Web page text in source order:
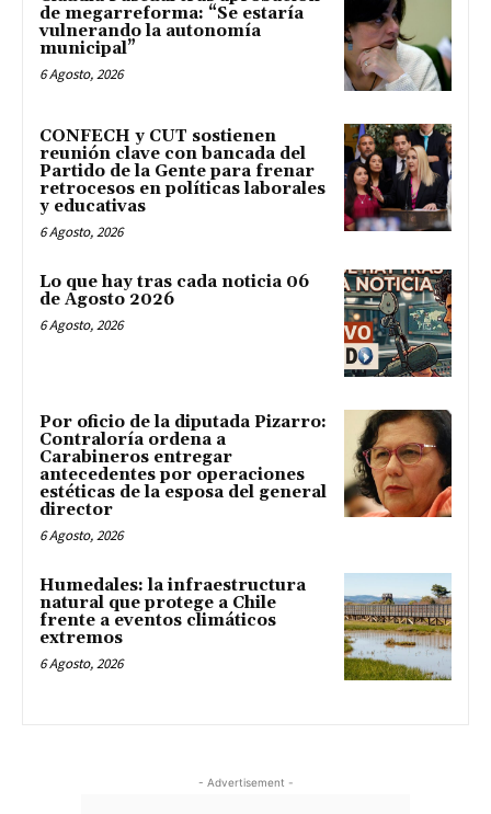
de megarreforma: “Se estaría
vulnerando la autonomía
municipal”
6 Agosto, 2026
CONFECH y CUT sostienen
reunión clave con bancada del
Partido de la Gente para frenar
retrocesos en políticas laborales
y educativas
6 Agosto, 2026
Lo que hay tras cada noticia 06
de Agosto 2026
6 Agosto, 2026
Por oficio de la diputada Pizarro:
Contraloría ordena a
Carabineros entregar
antecedentes por operaciones
estéticas de la esposa del general
director
6 Agosto, 2026
Humedales: la infraestructura
natural que protege a Chile
frente a eventos climáticos
extremos
6 Agosto, 2026
- Advertisement -